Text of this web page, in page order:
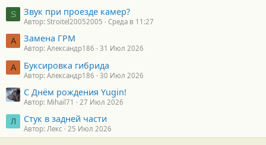
S Звук при проезде камер?
Автор: Stroitel20052005 Среда в 11:27
А Замена ГРМ
Автор: Александр186 31 Июл 2026
А Буксировка гибрида
Автор: Александр186 30 Июл 2026
С Днём рождения Yugin!
Автор: Mihail71 27 Июл 2026
Л Стук в задней части
Автор: Лекс 25 Июл 2026